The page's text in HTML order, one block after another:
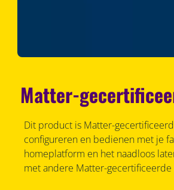
Matter-
Dit product is Matter-
configureren en bedienen met je
homeplatform en het naadloos
met andere Matter-gecertificeerde